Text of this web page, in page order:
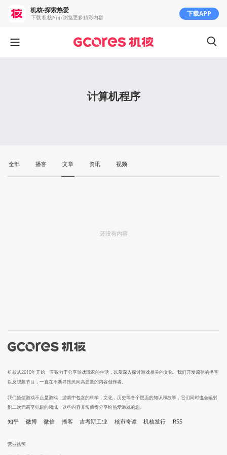
计算机程序
全部 播客 文章 资讯 视频
还没有内容
机核从2010年开始一直致力于分享游戏玩家的生活，以及深入探讨游戏相关的文化。我们开发原创的播客
以及视频节目，一直在不断寻找民间高质量的内容创作者。
我们坚信游戏不止是游戏，游戏中包含的科学，文化，历史等各个层面的知识和故事，它们同时也会辐射
到二次元甚至电影的领域，这些内容非常值得分享给热爱游戏的您。
知乎 微博 微信 播客 吉考斯工业 核市奇谭 机核发行 RSS
营业执照
机核-探索热爱
下载 机核App 浏览更多精彩内容 下载APP